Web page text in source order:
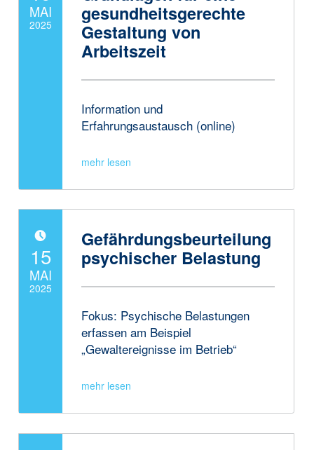
gesundheitsgerechte
Gestaltung von
Arbeitszeit
Information und
Erfahrungsaustausch (online)
MAI
2025
Gefährdungsbeurteilung
psychischer Belastung
Fokus: Psychische Belastungen
erfassen am Beispiel
„Gewaltereignisse im Betrieb“
POSTED ON:15
MAI
2025